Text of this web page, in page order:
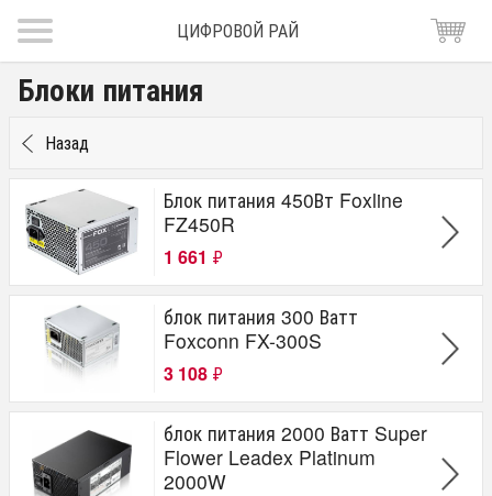
ЦИФРОВОЙ РАЙ
Блоки питания
Назад
Блок питания 450Вт Foxline
FZ450R
1 661 ₽
блок питания 300 Ватт
Foxconn FX-300S
3 108 ₽
блок питания 2000 Ватт Super
Flower Leadex Platinum
2000W